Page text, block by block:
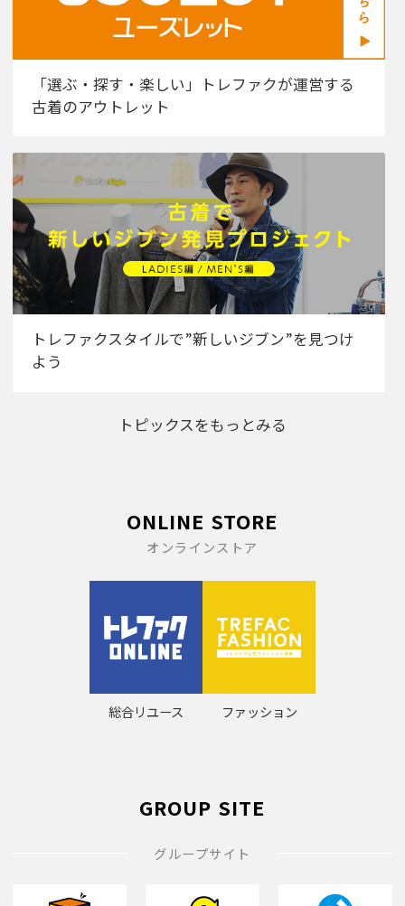
「選ぶ・探す・楽しい」トレファクが運営する
古着のアウトレット
トレファクスタイルで”新しいジブン”を見つけ
よう
トピックスをもっとみる
ONLINE STORE
オンラインストア
総合リユース ファッション
GROUP SITE
グループサイト